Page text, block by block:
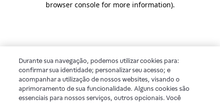
browser console for more information).
Durante sua navegação, podemos utilizar cookies para:
confirmar sua identidade; personalizar seu acesso; e
acompanhar a utilização de nossos websites, visando o
aprimoramento de sua funcionalidade. Alguns cookies são
essenciais para nossos serviços, outros opcionais. Você